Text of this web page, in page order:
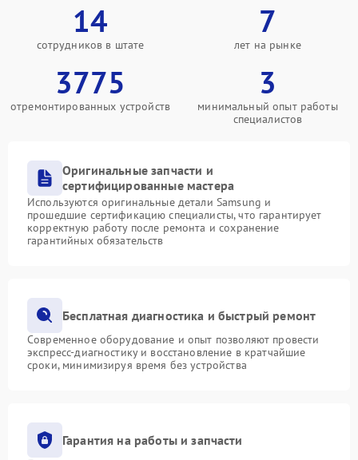
14
сотрудников в штате
7
лет на рынке
3775
отремонтированных устройств
3
минимальный опыт работы
специалистов
Оригинальные запчасти и
сертифицированные мастера
Используются оригинальные детали Samsung и
прошедшие сертификацию специалисты, что гарантирует
корректную работу после ремонта и сохранение
гарантийных обязательств
Бесплатная диагностика и быстрый ремонт
Современное оборудование и опыт позволяют провести
экспресс-диагностику и восстановление в кратчайшие
сроки, минимизируя время без устройства
Гарантия на работы и запчасти